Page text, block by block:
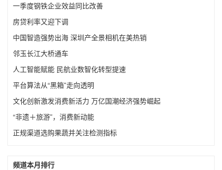
一季度钢铁企业效益同比改善
房贷利率又迎下调
中国智造强势出海 深圳产全景相机在美热销
邻玉长江大桥通车
人工智能赋能 民航业数智化转型提速
平台算法从“黑箱”走向透明
文化创新激发消费新活力 万亿国潮经济强势崛起
“非遗＋旅游”，消费新动能
正规渠道选购果蔬并关注检测指标
频道本月排行